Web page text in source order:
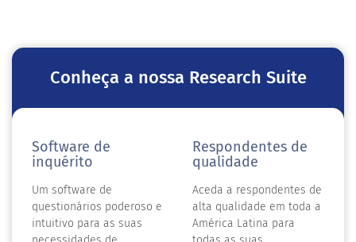
Conheça a nossa Research Suite
Software de
inquérito
Um software de
questionários poderoso e
intuitivo para as suas
Respondentes de
qualidade
Aceda a respondentes de
alta qualidade em toda a
América Latina para